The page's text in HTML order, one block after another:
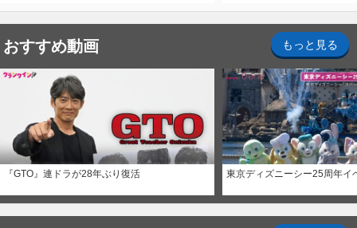
おすすめ動画 もっと見る
『GTO』連ドラが28年ぶり復活 東京ディズニーシー25周年イ